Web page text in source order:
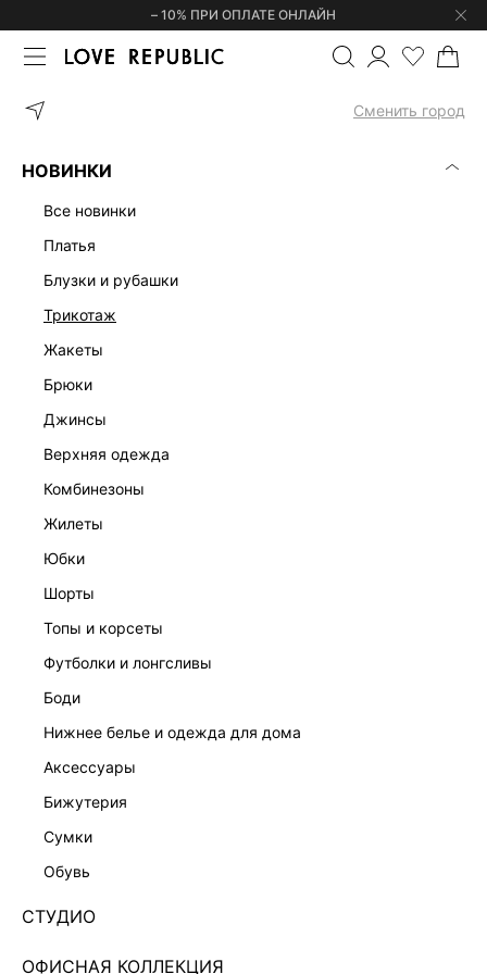
– 10% ПРИ ОПЛАТЕ ОНЛАЙН
Сменить город
НОВИНКИ
все новинки
платья
блузки и рубашки
трикотаж
жакеты
брюки
джинсы
верхняя одежда
комбинезоны
жилеты
юбки
шорты
топы и корсеты
футболки и лонгсливы
боди
нижнее белье и одежда для дома
аксессуары
бижутерия
сумки
обувь
СТУДИО
ОФИСНАЯ КОЛЛЕКЦИЯ
ГЛАВНАЯ БЛУЗКА ИЗ
Нет в наличии
ЦВЕТ:МУЛЬТИКОЛОР
РАЗМЕР
ОПИСАНИЕ И ОБМЕРЫ
Артикул: 5153009318